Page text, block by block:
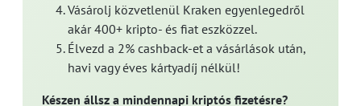
Vásárolj közvetlenül Kraken egyenlegedről
akár 400+ kripto- és fiat eszközzel.
Élvezd a 2% cashback-et a vásárlások után,
havi vagy éves kártyadíj nélkül!
Készen állsz a mindennapi kriptós fizetésre?